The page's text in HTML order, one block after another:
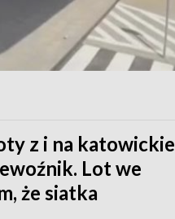
z i na katowickie
Lot we
że siatka